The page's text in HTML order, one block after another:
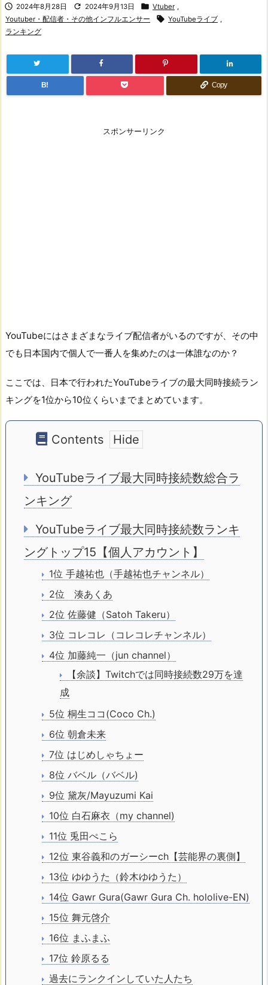
 2024年8月28日  2024年9月13日  Vtuber ,
Youtuber・配信者・その他インフルエンサー
 YouTubeライブ ,
ランキング
B! Copy
スポンサーリンク
YouTubeにはさまざまなライブ配信者がいるのですが、その中
でも日本国内で個人で一番人を集めたのは一体誰なのか？
ここでは、日本で行われたYouTubeライブの最大同時接続ラン
キングを1位から10位くらいまでまとめています。
Contents
YouTubeライブ最大同時接続数総合ラ
ンキング
YouTubeライブ最大同時接続数ランキ
ングトップ15【個人アカウント】
1位 手越祐也（手越祐也チャンネル）
2位 湊あくあ
2位 佐藤健（Satoh Takeru）
3位 コレコレ（コレコレチャンネル）
4位 加藤純一（jun channel）
【余談】Twitchでは同時接続数29万を達
成
5位 桐生ココ(Coco Ch.)
6位 朝倉未来
7位 はじめしゃちょー
8位 バベル（バベル)
9位 黛灰/Mayuzumi Kai
10位 白石麻衣（my channel)
11位 兎田ぺこら
12位 東谷義和のガーシーch【芸能界の裏側】
13位 ゆゆうた（鈴木ゆゆうた）
14位 Gawr Gura(Gawr Gura Ch. hololive-EN)
15位 舞元啓介
16位 まふまふ
17位 鈴原るる
過去にランクインしていた人たち